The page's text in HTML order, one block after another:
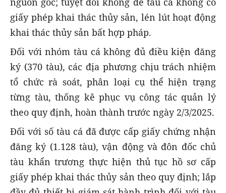
giấy phép khai thác thủy sản, lén lút hoạt động
khai thác thủy sản bất hợp pháp.
Đối với nhóm tàu cá không đủ điều kiện đăng
ký (370 tàu), các địa phương chịu trách nhiệm
tổ chức rà soát, phân loại cụ thể hiện trạng
từng tàu, thống kê phục vụ công tác quản lý
theo quy định, hoàn thành trước ngày 2/3/2025.
Đối với số tàu cá đã được cấp giấy chứng nhận
đăng ký (1.128 tàu), vận động và đôn đốc chủ
tàu khẩn trương thực hiện thủ tục hồ sơ cấp
giấy phép khai thác thủy sản theo quy định; lắp